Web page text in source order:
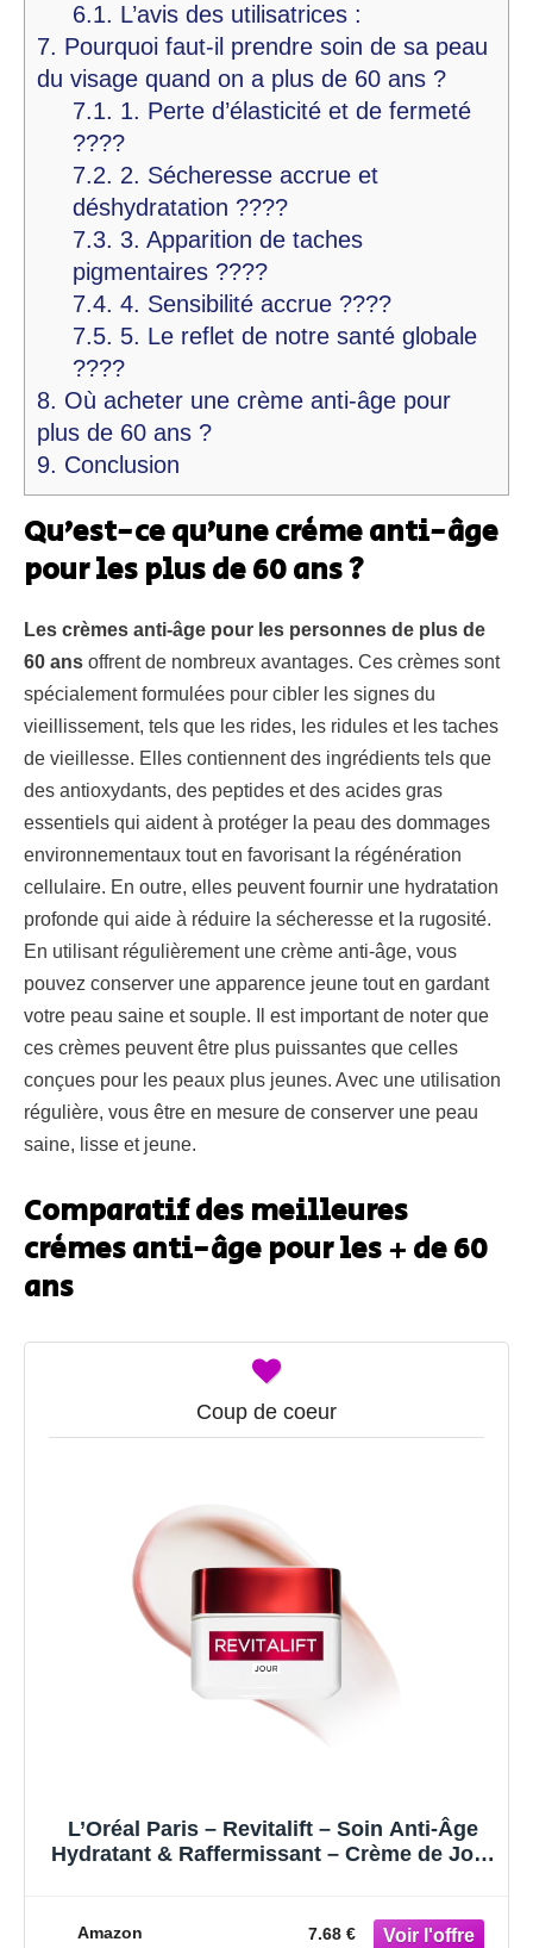
6.1. L’avis des utilisatrices :
7. Pourquoi faut-il prendre soin de sa peau
du visage quand on a plus de 60 ans ?
7.1. 1. Perte d’élasticité et de fermeté
????
7.2. 2. Sécheresse accrue et
déshydratation ????
7.3. 3. Apparition de taches
pigmentaires ????
7.4. 4. Sensibilité accrue ????
7.5. 5. Le reflet de notre santé globale
????
8. Où acheter une crème anti-âge pour
plus de 60 ans ?
9. Conclusion
Qu’est-ce qu’une crème anti-âge
pour les plus de 60 ans ?
Les crèmes anti-âge pour les personnes de plus de
60 ans offrent de nombreux avantages. Ces crèmes sont
spécialement formulées pour cibler les signes du
vieillissement, tels que les rides, les ridules et les taches
de vieillesse. Elles contiennent des ingrédients tels que
des antioxydants, des peptides et des acides gras
essentiels qui aident à protéger la peau des dommages
environnementaux tout en favorisant la régénération
cellulaire. En outre, elles peuvent fournir une hydratation
profonde qui aide à réduire la sécheresse et la rugosité.
En utilisant régulièrement une crème anti-âge, vous
pouvez conserver une apparence jeune tout en gardant
votre peau saine et souple. Il est important de noter que
ces crèmes peuvent être plus puissantes que celles
conçues pour les peaux plus jeunes. Avec une utilisation
régulière, vous être en mesure de conserver une peau
saine, lisse et jeune.
Comparatif des meilleures
crèmes anti-âge pour les + de 60
ans
Coup de coeur
L’Oréal Paris – Revitalift – Soin Anti-Âge
Hydratant & Raffermissant – Crème de Jour
Amazon 7.68 €